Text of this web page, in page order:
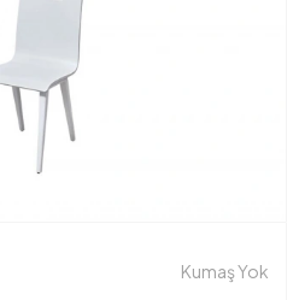
Kumaş Yok